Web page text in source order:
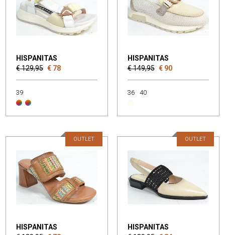
HISPANITAS
€ 129,95 € 78
39
HISPANITAS
€ 149,95 € 90
36 40
HISPANITAS
OUTLET
HISPANITAS
OUTLET